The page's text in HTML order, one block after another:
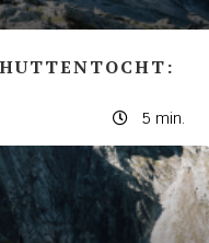
5 min.